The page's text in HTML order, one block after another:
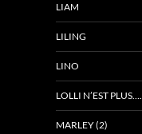
LIAM
LILING
LINO
LOLLI N’EST PLUS….
MARLEY (2)